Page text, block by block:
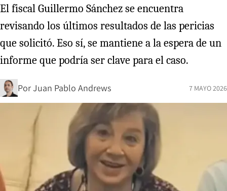
El fiscal Guillermo Sánchez se encuentra
revisando los últimos resultados de las pericias
que solicitó. Eso sí, se mantiene a la espera de un
informe que podría ser clave para el caso.
PorJuan Pablo Andrews 7 MAYO 2026